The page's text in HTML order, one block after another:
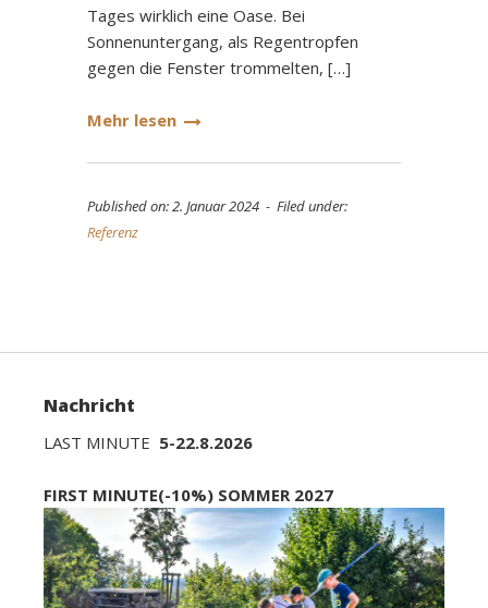
Tages wirklich eine Oase. Bei
Sonnenuntergang, als Regentropfen
gegen die Fenster trommelten, […]
Mehr lesen
Published on: 2. Januar 2024 - Filed under:
Referenz
Nachricht
LAST MINUTE 5-22.8.2026
FIRST MINUTE(-10%) SOMMER 2027